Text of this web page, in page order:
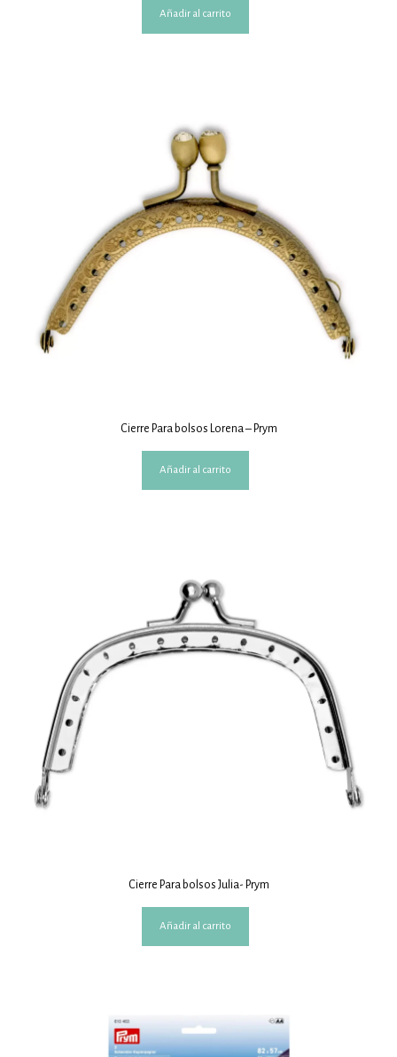
Añadir al carrito
Cierre Para bolsos Lorena – Prym
Añadir al carrito
Cierre Para bolsos Julia- Prym
Añadir al carrito